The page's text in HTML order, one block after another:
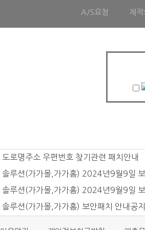
A/S요청 제
도로명주소 우편번호 찾기관련 패치안내
솔루션(가가몰,가가홈) 2024년9월9일
솔루션(가가몰,가가홈) 2024년9월9일
솔루션(가가몰,가가홈) 보안패치 안내공